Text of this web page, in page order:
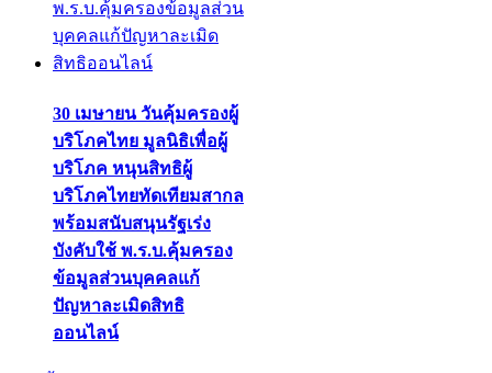
30 เมษายน วันคุ้มครองผู้
บริโภคไทย มูลนิธิเพื่อผู้
บริโภค หนุนสิทธิผู้
บริโภคไทยทัดเทียมสากล
พร้อมสนับสนุนรัฐเร่ง
บังคับใช้ พ.ร.บ.คุ้มครอง
ข้อมูลส่วนบุคคลแก้
ปัญหาละเมิดสิทธิ
ออนไลน์